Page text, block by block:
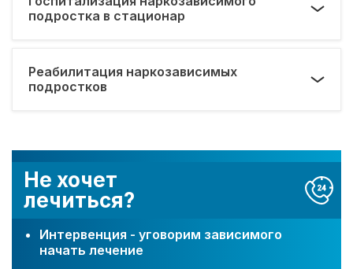
Не хочет
лечиться?
Интервенция - уговорим зависимого
начать лечение
подростка в стационар
Реабилитация наркозависимых
подростков